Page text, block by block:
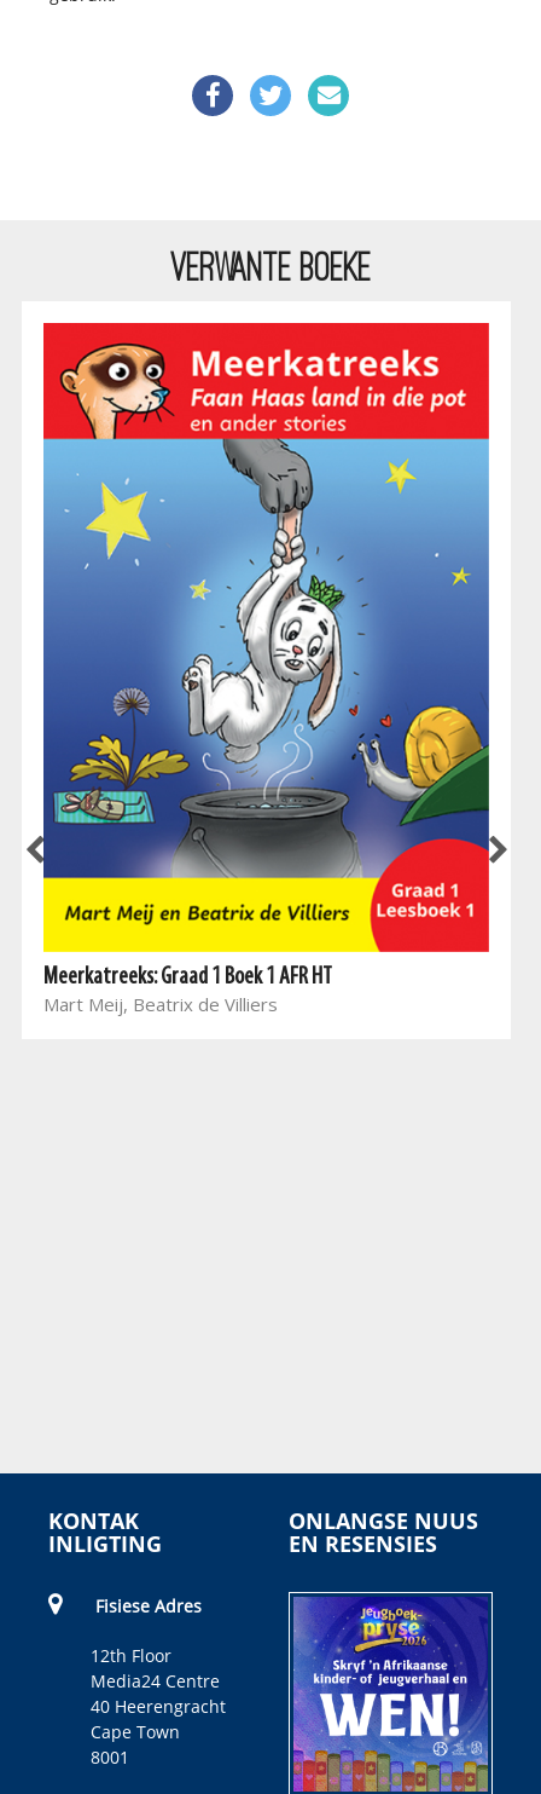
VERWANTE BOEKE
Meerkatreeks: Graad 1 Boek 1 AFR HT
Mart Meij, Beatrix de Villiers
KONTAK
INLIGTING
Fisiese Adres
12th Floor
Media24 Centre
40 Heerengracht
Cape Town
8001
ONLANGSE NUUS
EN RESENSIES